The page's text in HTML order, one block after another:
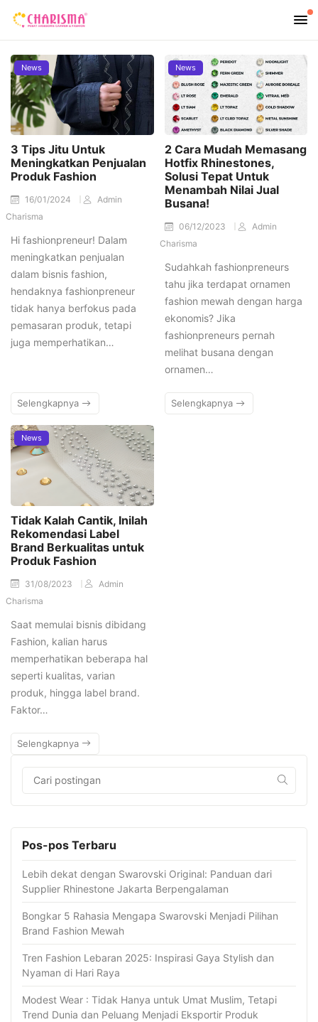
News
3 Tips Jitu Untuk
Meningkatkan Penjualan
Produk Fashion
16/01/2024
Admin
Charisma
Hi fashionpreneur! Dalam
meningkatkan penjualan
dalam bisnis fashion,
hendaknya fashionpreneur
tidak hanya berfokus pada
pemasaran produk, tetapi
juga memperhatikan…
Selengkapnya
News
2 Cara Mudah Memasang
Hotfix Rhinestones,
Solusi Tepat Untuk
Menambah Nilai Jual
Busana!
06/12/2023
Admin
Charisma
Sudahkah fashionpreneurs
tahu jika terdapat ornamen
fashion mewah dengan harga
ekonomis? Jika
fashionpreneurs pernah
melihat busana dengan
ornamen…
Selengkapnya
News
Tidak Kalah Cantik, Inilah
Rekomendasi Label
Brand Berkualitas untuk
Produk Fashion
31/08/2023
Admin
Charisma
Saat memulai bisnis dibidang
Fashion, kalian harus
memperhatikan beberapa hal
seperti kualitas, varian
produk, hingga label brand.
Faktor…
Selengkapnya
Pos-pos Terbaru
Lebih dekat dengan Swarovski Original: Panduan dari
Supplier Rhinestone Jakarta Berpengalaman
Bongkar 5 Rahasia Mengapa Swarovski Menjadi Pilihan
Brand Fashion Mewah
Tren Fashion Lebaran 2025: Inspirasi Gaya Stylish dan
Nyaman di Hari Raya
Modest Wear : Tidak Hanya untuk Umat Muslim, Tetapi
Trend Dunia dan Peluang Menjadi Eksportir Produk